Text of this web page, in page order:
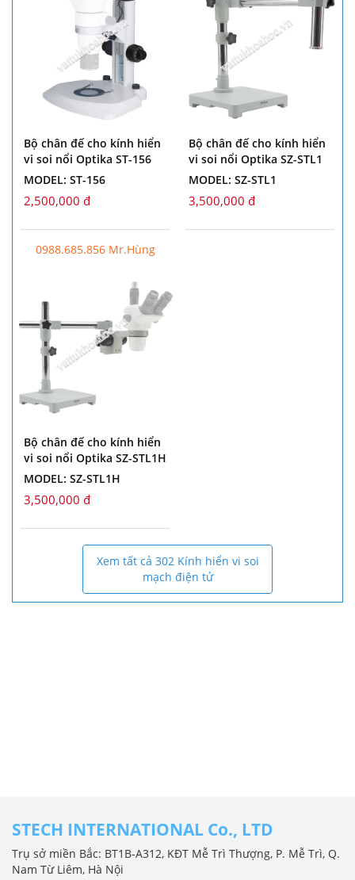
Bộ chân đế cho kính hiển
vi soi nổi Optika ST-156
MODEL: ST-156
2,500,000 đ
Bộ chân đế cho kính hiển
vi soi nổi Optika SZ-STL1
MODEL: SZ-STL1
3,500,000 đ
0988.685.856 Mr.Hùng
Bộ chân đế cho kính hiển
vi soi nổi Optika SZ-STL1H
MODEL: SZ-STL1H
3,500,000 đ
Xem tất cả 302 Kính hiển vi soi
mạch điện tử
STECH INTERNATIONAL Co., LTD
Trụ sở miền Bắc: BT1B-A312, KĐT Mễ Trì Thượng, P. Mễ Trì, Q.
Nam Từ Liêm, Hà Nội